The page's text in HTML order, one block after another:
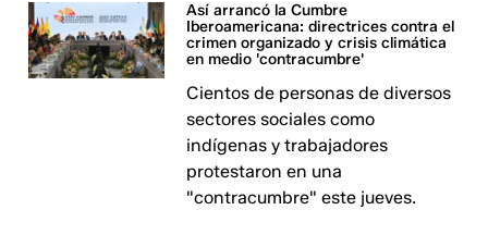
Así arrancó la Cumbre
Iberoamericana: directrices contra el
crimen organizado y crisis climática
en medio 'contracumbre'
Cientos de personas de diversos
sectores sociales como
indígenas y trabajadores
protestaron en una
"contracumbre" este jueves.